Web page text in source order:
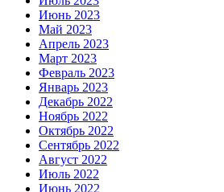
Июнь 2023
Май 2023
Апрель 2023
Март 2023
Февраль 2023
Январь 2023
Декабрь 2022
Ноябрь 2022
Октябрь 2022
Сентябрь 2022
Август 2022
Июль 2022
Июнь 2022